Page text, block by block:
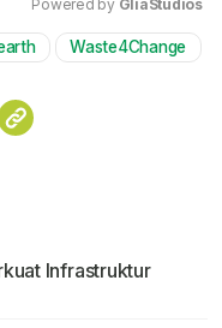
Mute
Powered by GliaStudios
Waste4Change
Infrastruktur